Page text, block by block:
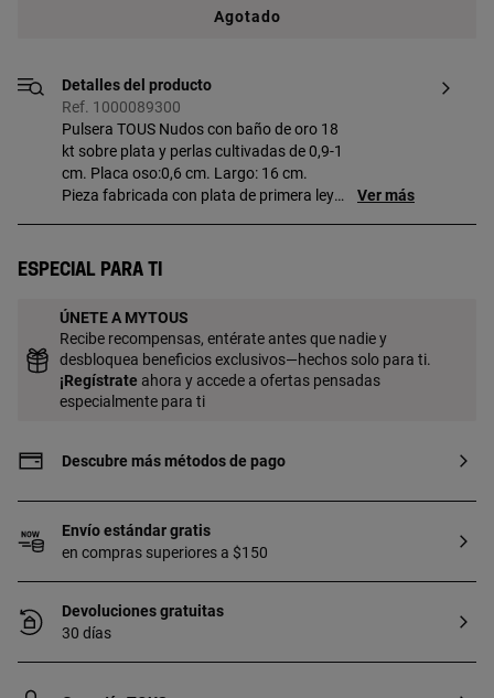
Agotado
Detalles del producto
Ref. 1000089300
Pulsera TOUS Nudos con baño de oro 18
kt sobre plata y perlas cultivadas de 0,9-1
cm. Placa oso:0,6 cm. Largo: 16 cm.
Pieza fabricada con plata de primera ley
mayor durabilidad de la joya.
Ver más
Especial para ti
ÚNETE A MYTOUS
Recibe recompensas, entérate antes que nadie y
desbloquea beneficios exclusivos—hechos solo para ti.
¡Regístrate ahora y accede a ofertas pensadas
especialmente para ti
Descubre más métodos de pago
Envío estándar gratis
en compras superiores a $150
Devoluciones gratuitas
30 días